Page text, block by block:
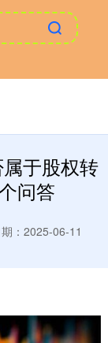
于股权转
问答
期：2025-06-11